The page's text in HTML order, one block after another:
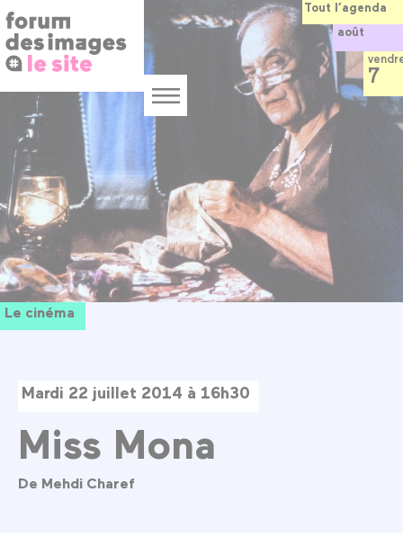
au
contenu
principal
Menu
Le cinéma
Mardi 22 juillet 2014 à 16h30
Miss Mona
De Mehdi Charef
Tout l’agenda
août
7